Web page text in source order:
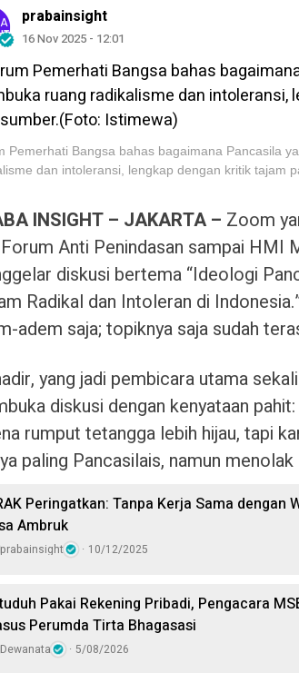
prabainsight
16 Nov 2025 - 12:01
Pemerhati Bangsa bahas bagaimana Pancasila
dan intoleransi, lengkap dengan kritik tajam
INSIGHT – JAKARTA – Zoom
Anti Penindasan sampai HMI
diskusi bertema “Ideologi
Radikal dan Intoleran di
adem saja; topiknya saja sudah
yang jadi pembicara utama
diskusi dengan kenyataan
rumput tetangga lebih hijau, tapi
paling Pancasilais, namun
Peringatkan: Tanpa Kerja Sama dengan
Ambruk
prabainsight 10/12/2025
Pakai Rekening Pribadi, Pengacara
Perumda Tirta Bhagasasi
Dewanata 5/08/2026